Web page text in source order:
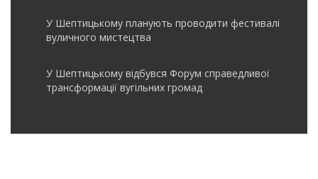
У Шептицькому планують проводити фестивалі
вуличного мистецтва
У Шептицькому відбувся Форум справедливої
трансформації вугільних громад